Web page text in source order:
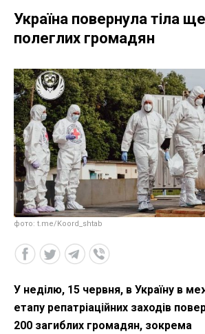
Україна повернула тіла
полеглих громадян
фото: t.me/Koord_shtab
У неділю, 15 червня, в Україну в
етапу репатріаційних заходів
200 загиблих громадян, зокрема